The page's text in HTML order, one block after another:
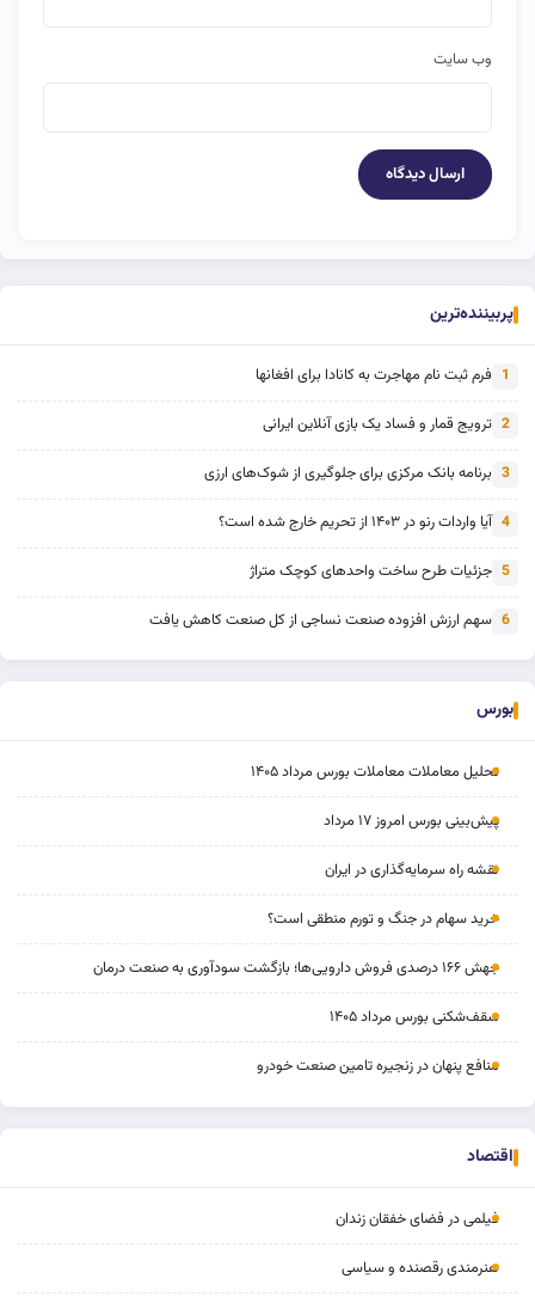
وب‌ سایت
پربیننده‌ترین
1 فرم ثبت نام مهاجرت به کانادا برای افغانها
2 ترویج قمار و فساد یک بازی آنلاین ایرانی
3 برنامه بانک مرکزی برای جلوگیری از شوک‌های ارزی
4 آیا واردات رنو در ۱۴۰۳ از تحریم خارج شده است؟
5 جزئیات طرح ساخت واحدهای کوچک متراژ
6 سهم ارزش افزوده صنعت نساجی از کل صنعت کاهش یافت
بورس
تحلیل معاملات معاملات بورس مرداد ۱۴۰۵
پیش‌بینی بورس امروز ۱۷ مرداد
نقشه راه سرمایه‌گذاری در ایران
خرید سهام در جنگ و تورم منطقی است؟
جهش ۱۶۶ درصدی فروش دارویی‌ها؛ بازگشت سودآوری به صنعت درمان
سقف‌شکنی بورس مرداد ۱۴۰۵
منافع پنهان در زنجیره تامین صنعت خودرو
اقتصاد
فیلمی در فضای خفقان‌ زندان
هنرمندی رقصنده و سیاسی